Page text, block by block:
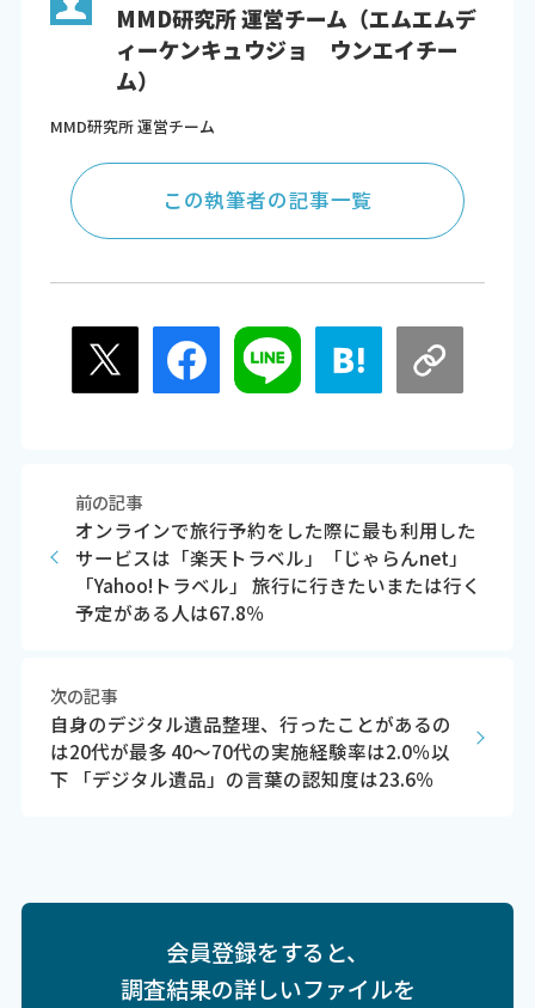
MMD研究所 運営チーム（エムエムデ
ィーケンキュウジョ ウンエイチー
ム）
MMD研究所 運営チーム
この執筆者の記事一覧
前の記事
オンラインで旅行予約をした際に最も利用した
サービスは「楽天トラベル」「じゃらんnet」
「Yahoo!トラベル」 旅行に行きたいまたは行く
予定がある人は67.8％
次の記事
自身のデジタル遺品整理、行ったことがあるの
は20代が最多 40～70代の実施経験率は2.0％以
下 「デジタル遺品」の言葉の認知度は23.6％
会員登録をすると、
調査結果の詳しいファイルを